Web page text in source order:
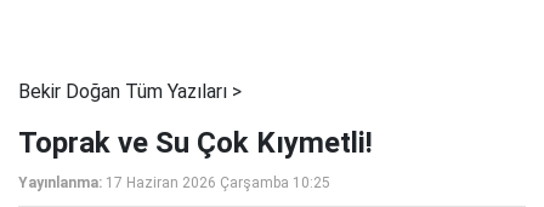
Bekir Doğan Tüm Yazıları >
Toprak ve Su Çok Kıymetli!
Yayınlanma: 17 Haziran 2026 Çarşamba 10:25